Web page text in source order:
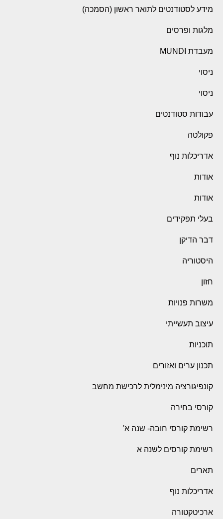
מידע לסטודנטים לתואר ראשון (הסמכה)
מלגות ופרסים
מעבדת MUNDI
ניסוי
ניסוי
עבודות סטודנטים
פקולטה
אדריכלות נוף
אודות
אודות
בעלי תפקידים
דבר הדיקן
היסטוריה
חזון
משרות פנויות
עיצוב תעשייתי
תוכניות
תכנון ערים ואזורים
קונפיגורציה מינימלית לרכישת מחשב
קורסי בחירה
רשימת קורסי חובה- שנה א'
רשימת קורסים לשנה א
תארים
אדריכלות נוף
ארכיטקטורה